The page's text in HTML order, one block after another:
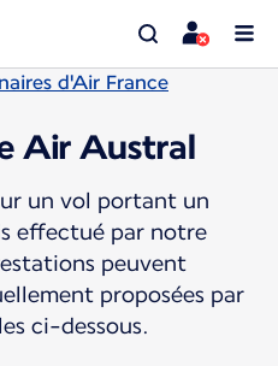
d'Air France
Air Austral
un vol portant un
effectué par notre
peuvent
proposées par
ci-dessous.